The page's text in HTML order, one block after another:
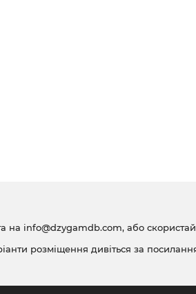
на info@dzygamdb.com, або
розміщення дивіться за